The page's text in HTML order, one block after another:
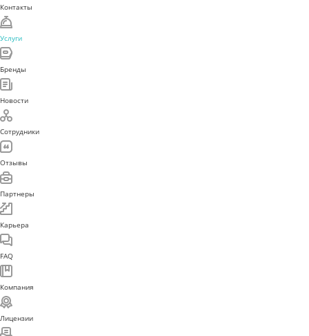
Контакты
Услуги
Бренды
Новости
Сотрудники
Отзывы
Партнеры
Карьера
FAQ
Компания
Лицензии